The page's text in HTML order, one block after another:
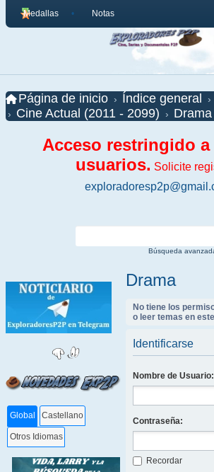
Medallas Notas
Página de inicio Índice general
Cine Actual (2011 - 2099)
Drama
Acceso restringido
usuarios. Solicite
Búsqueda
Global Castellano
Otros Idiomas
Drama
No tiene los
o leer temas en
Identificarse
Nombre de Usuario:
Contraseña:
Recordar